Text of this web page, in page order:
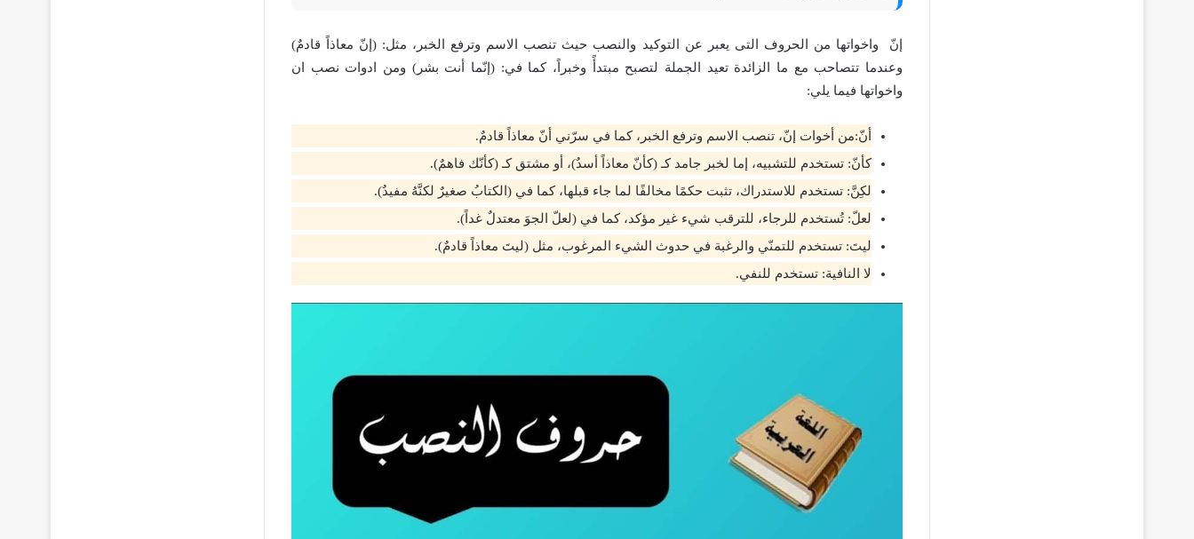
إنّ واخواتها من الحروف التى يعبر عن التوكيد والنصب حيث تنصب الاسم وترفع الخبر، مثل: (إنّ معاذاً قادمٌ)
وعندما تتصاحب مع ما الزائدة تعيد الجملة لتصبح مبتدأً وخبراً، كما في: (إنّما أنت بشر) ومن ادوات نصب ان
واخواتها فيما يلي:
أنّ:من أخوات إنّ، تنصب الاسم وترفع الخبر، كما في سرّني أنّ معاذاً قادمٌ.
كأنّ: تستخدم للتشبيه، إما لخبر جامد كـ (كأنّ معاذاً أسدٌ)، أو مشتق كـ (كأنّك فاهمٌ).
لكِنَّ: تستخدم للاستدراك، تثبت حكمًا مخالفًا لما جاء قبلها، كما في (الكتابُ صغيرٌ لكنَّهُ مفيدٌ).
لعلّ: تُستخدم للرجاء، للترقب شيء غير مؤكد، كما في (لعلّ الجوَ معتدلٌ غداً).
ليتَ: تستخدم للتمنّي والرغبة في حدوث الشيء المرغوب، مثل (ليتَ معاذاً قادمٌ).
لا النافية: تستخدم للنفي.